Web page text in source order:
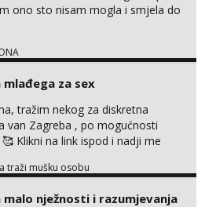
ono sto nisam mogla i smjela do
mlađega za sex
tražim nekog za diskretna
van Zagreba , po mogućnosti
Klikni na link ispod i nadji me
traži mušku osobu
malo nježnosti i razumjevanja